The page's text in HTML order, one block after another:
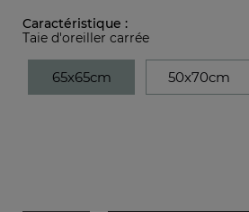
Caractéristique :
Taie d'oreiller carrée
65x65cm 50x70cm